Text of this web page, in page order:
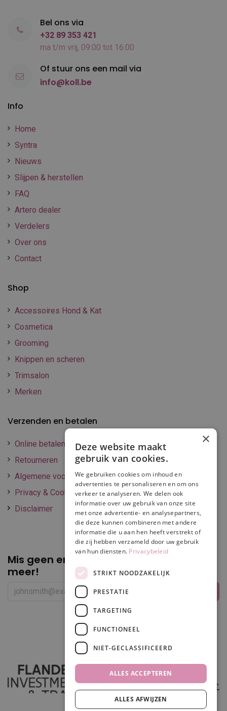
In winkelwagen
Info
Home
Syntra
Nieuws
Slijpen & herstellen
FAQ
Artero dealer
Verdelers
Over ons
Contact
Shop
Accessoires Hond & Kat
Cosmetica
Grooming
Knippen en scheren
Trimsalon
Merken
Verzenden en betalen
Online betalen
Retourneren
Algemene voorwaarden
Privacy & Cookie policy
Disclaimer
Mis geen enkele
promotie of korting
meer!
Bel ons via
+32 89 353 421
ma t/m vrij, 09:00 tot 16:00
Of stuur ons een mail via
info@koll.be
×
Deze website maakt
gebruik van cookies.
We gebruiken cookies om inhoud en
advertenties te personaliseren en om ons
verkeer te analyseren. We delen ook
informatie over uw gebruik van onze site
met onze advertentie- en analysepartners,
die deze kunnen combineren met andere
informatie die u aan hen heeft verstrekt of
die zij hebben verzameld door uw gebruik
van hun diensten. Privacybeleid
STRIKT NOODZAKELIJK
PRESTATIE
TARGETING
FUNCTIONEEL
NIET-GECLASSIFICEERD
ALLES ACCEPTEREN
ALLES AFWIJZEN